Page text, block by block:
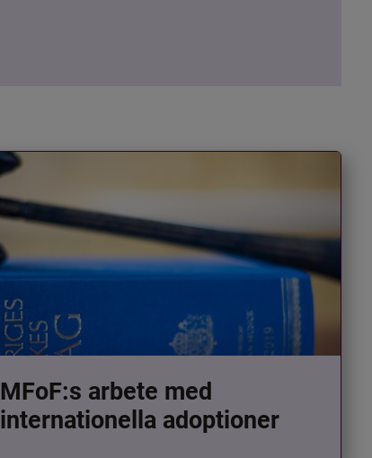
MFoF:s arbete med
internationella adoptioner